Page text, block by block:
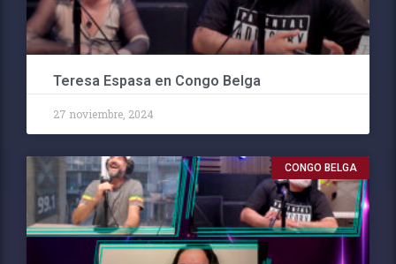
Teresa Espasa en Congo Belga
27 noviembre, 2024
CONGO BELGA